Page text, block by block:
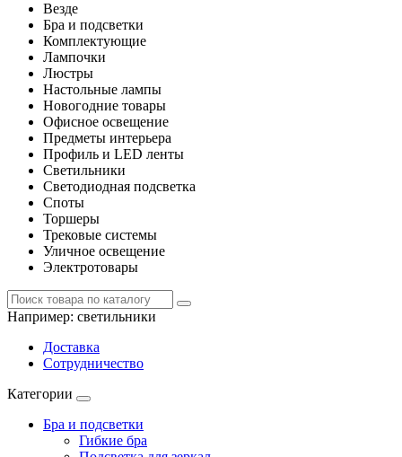
Везде
Бра и подсветки
Комплектующие
Лампочки
Люстры
Настольные лампы
Новогодние товары
Офисное освещение
Предметы интерьера
Профиль и LED ленты
Светильники
Светодиодная подсветка
Споты
Торшеры
Трековые системы
Уличное освещение
Электротовары
Например: светильники
Доставка
Сотрудничество
Категории
Бра и подсветки
Гибкие бра